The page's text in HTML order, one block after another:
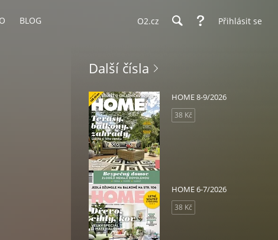
BLOG O2.cz Přihlásit se
Další čísla
HOME 8-9/2026
38 Kč
HOME 6-7/2026
38 Kč